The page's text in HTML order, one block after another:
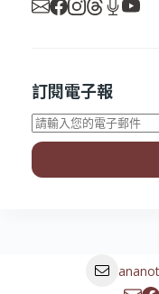
訂閱電子報